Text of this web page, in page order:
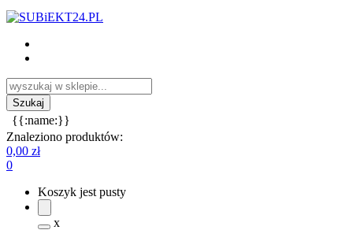
{{:name:}}
Znaleziono produktów:
0,00 zł
0
Koszyk jest pusty
x